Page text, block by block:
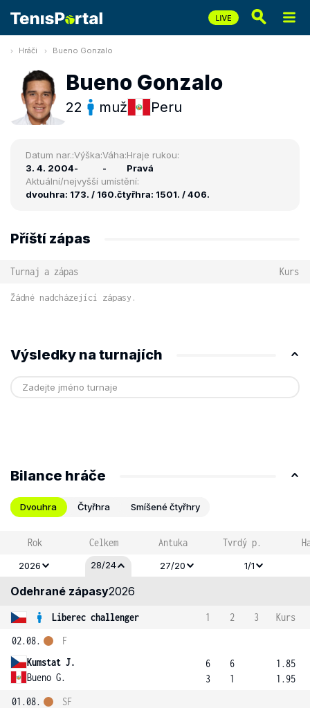
Hráči Bueno Gonzalo
Bueno Gonzalo
22 muž Peru
Datum nar.:
3. 4. 2004
Výška:
-
Váha:
-
Hraje rukou:
Pravá
Aktuální/nejvyšší umístění:
dvouhra: 173. / 160.čtyřhra: 1501. / 406.
Příští zápas
Turnaj a zápas Kurs
Žádné nadcházející zápasy.
Výsledky na turnajích
Bilance hráče
Dvouhra Čtyřhra Smíšené čtyřhry
Rok Celkem Antuka Tvrdý p.
2026 28/24 27/20 1/1
Odehrané zápasy2026
Liberec challenger 1 2 3
Kurs
02.08.
Kumstat J.
Bueno G.
F
6
3
6
1
1.85
1.95
01.08.
SF